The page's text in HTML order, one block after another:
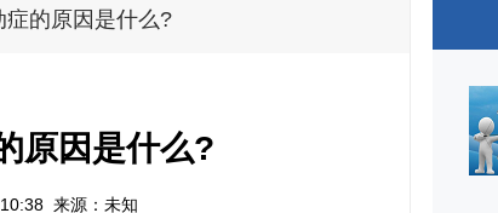
症的原因是什么?
原因是什么?
来源：未知